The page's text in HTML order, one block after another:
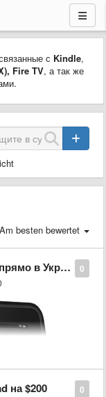
с Kindle,
, Fire TV, а так же
Am besten bewertet
0
в Украину
0
на $200